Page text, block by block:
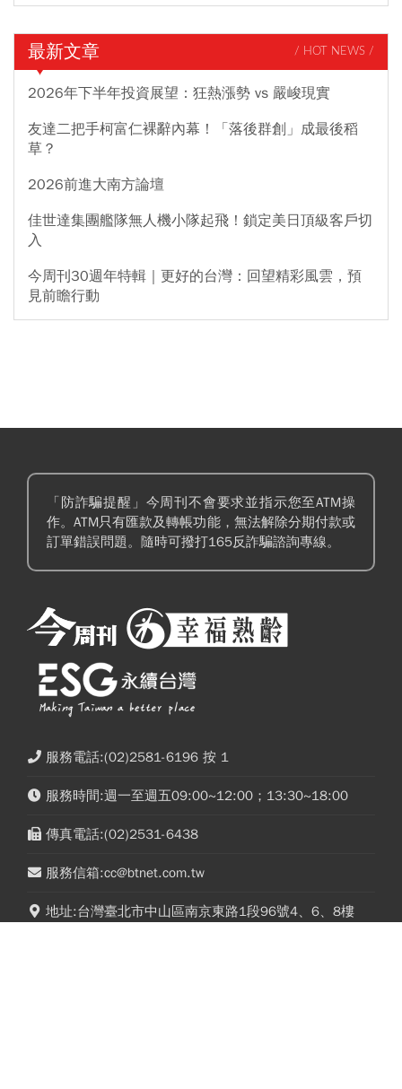
最新文章 / HOT NEWS /
2026年下半年投資展望：狂熱漲勢 vs 嚴峻現實
友達二把手柯富仁裸辭內幕！「落後群創」成最後稻
草？
2026前進大南方論壇
佳世達集團艦隊無人機小隊起飛！鎖定美日頂級客戶切
入
今周刊30週年特輯｜更好的台灣：回望精彩風雲，預
見前瞻行動
「防詐騙提醒」今周刊不會要求並指示您至ATM操
作。ATM只有匯款及轉帳功能，無法解除分期付款或
訂單錯誤問題。隨時可撥打165反詐騙諮詢專線。
服務電話:(02)2581-6196 按 1
服務時間:週一至週五09:00~12:00；13:30~18:00
傳真電話:(02)2531-6438
服務信箱:cc@btnet.com.tw
地址:台灣臺北市中山區南京東路1段96號4、6、8樓